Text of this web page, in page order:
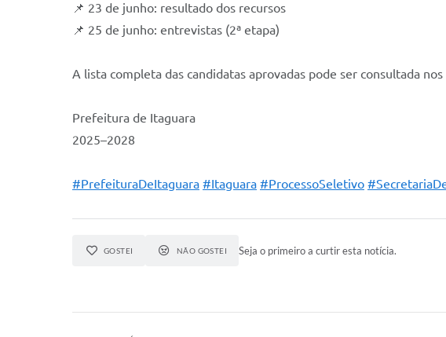
📌 23 de junho: resultado dos recursos
📌 25 de junho: entrevistas (2ª etapa)
A lista completa das candidatas aprovadas pode ser consultada
Prefeitura de Itaguara
2025–2028
#PrefeituraDeItaguara #Itaguara #ProcessoSeletivo
GOSTEI NÃO GOSTEI Seja o primeiro a curtir esta notícia.